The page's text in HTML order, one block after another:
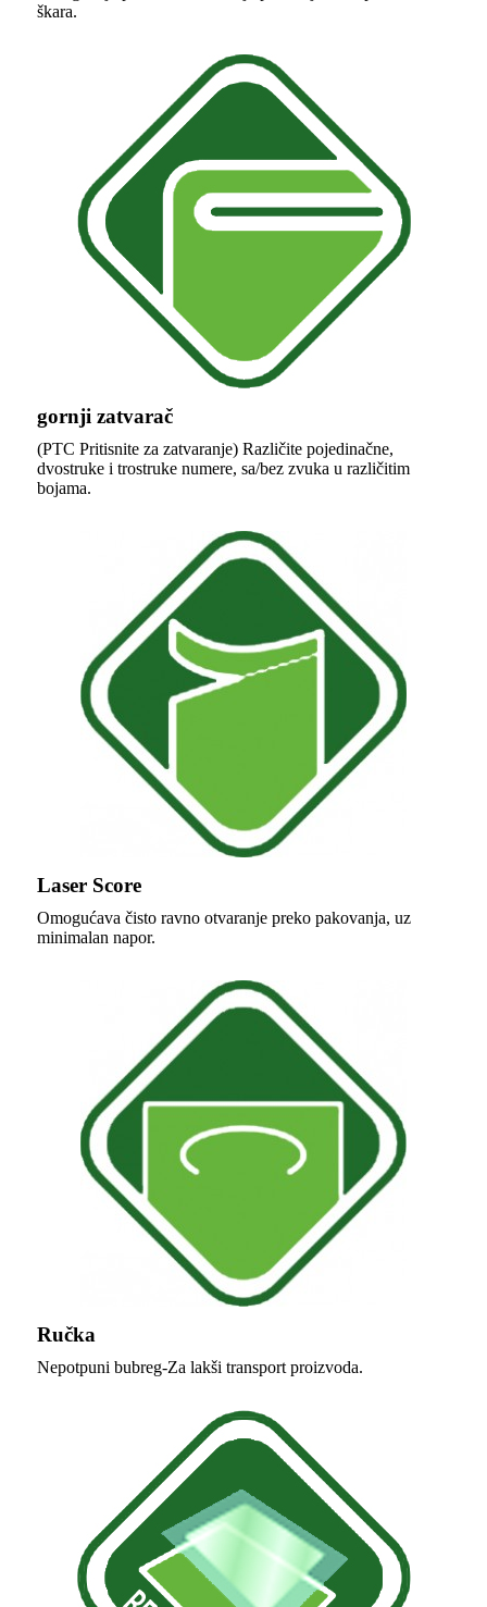
škara.
gornji zatvarač
(PTC Pritisnite za zatvaranje) Različite pojedinačne,
dvostruke i trostruke numere, sa/bez zvuka u različitim
bojama.
Laser Score
Omogućava čisto ravno otvaranje preko pakovanja, uz
minimalan napor.
Ručka
Nepotpuni bubreg-Za lakši transport proizvoda.